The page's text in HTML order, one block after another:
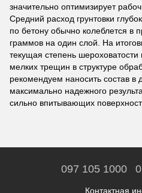
значительно оптимизирует
Средний расход грунтовки
по бетону обычно колеблется в
граммов на один слой. На
текущая степень
мелких трещин в структуре
рекомендуем наносить состав в
максимально надежного
сильно впитывающих
097 105 1000
Контактная